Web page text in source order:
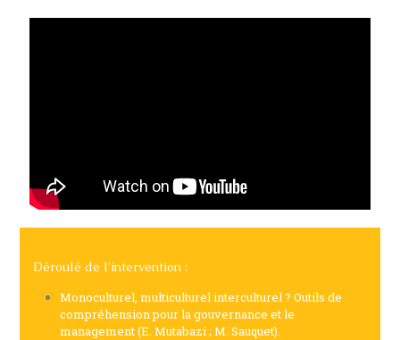
Déroulé de l’intervention :
Monoculturel, multiculturel interculturel ? Outils de
compréhension pour la gouvernance et le
management (E. Mutabazi ; M. Sauquet).